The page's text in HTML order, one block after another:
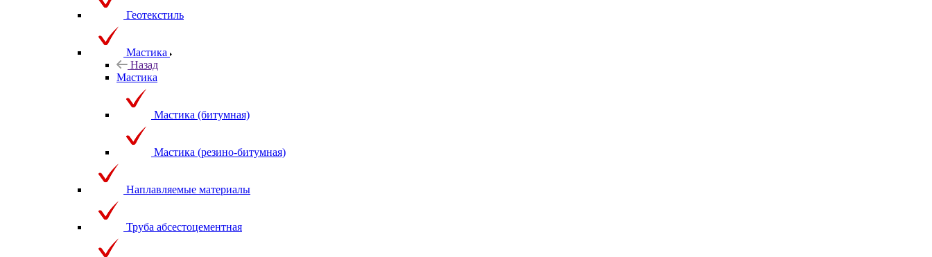
Геотекстиль
Мастика
Назад
Мастика
Мастика (битумная)
Мастика (резино-битумная)
Наплавляемые материалы
Труба абсестоцементная